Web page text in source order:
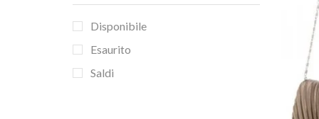
Disponibile
Esaurito
Saldi